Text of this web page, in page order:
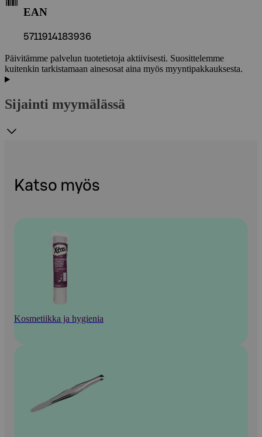
EAN
5711914183936
Päivitämme palvelun tuotetietoja aktiivisesti. Suosittelemme
kuitenkin tarkistamaan ainesosat aina myös myyntipakkauksesta.
Sijainti myymälässä
Katso myös
Kosmetiikka ja hygienia